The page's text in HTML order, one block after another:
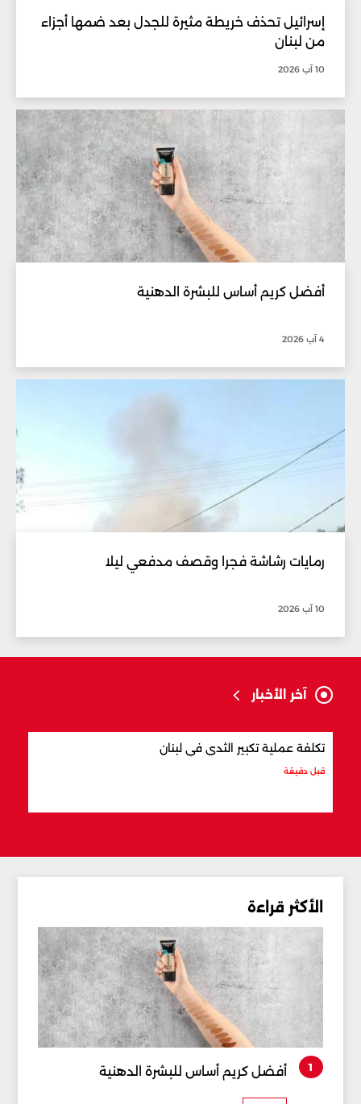
إسرائيل تحذف خريطة مثيرة للجدل بعد ضمها أجزاء
من لبنان
10 آب 2026
أفضل كريم أساس للبشرة الدهنية
4 آب 2026
رمايات رشاشة فجرا وقصف مدفعي ليلا
10 آب 2026
آخر الأخبار
تكلفة عملية تكبير الثدي في لبنان
قبل دقيقة
الأكثر قراءة
1 أفضل كريم أساس للبشرة الدهنية